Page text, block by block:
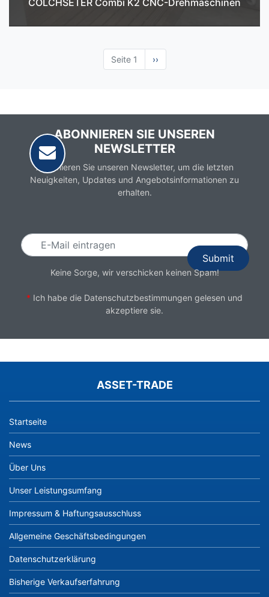
COLCHSETER Combi K2 CNC-Drehmaschinen
Seite 1
Nächste
Seite
››
ABONNIEREN SIE UNSEREN
NEWSLETTER
Abonnieren Sie unseren Newsletter, um die letzten
Neuigkeiten, Updates und Angebotsinformationen zu
erhalten.
Keine Sorge, wir verschicken keinen Spam!
* Ich habe die Datenschutzbestimmungen gelesen und
akzeptiere sie.
ASSET-TRADE
Startseite
News
Über Uns
Unser Leistungsumfang
Impressum & Haftungsausschluss
Allgemeine Geschäftsbedingungen
Datenschutzerklärung
Bisherige Verkaufserfahrung